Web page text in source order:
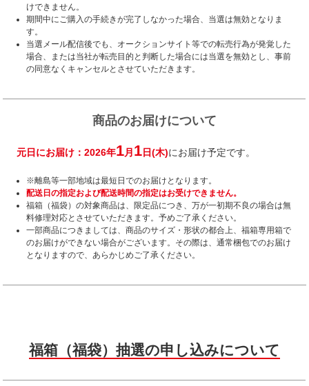
けできません。
期間中にご購入の手続きが完了しなかった場合、当選は無効となりま
す。
当選メール配信後でも、オークションサイト等での転売行為が発覚した
場合、または当社が転売目的と判断した場合には当選を無効とし、事前
の同意なくキャンセルとさせていただきます。
商品のお届けについて
元日にお届け：2026年1月 1日(木)にお届け予定です。
※離島等一部地域は最短日でのお届けとなります。
配送日の指定および配送時間の指定はお受けできません。
福箱（福袋）の対象商品は、限定品につき、万が一初期不良の場合は無
料修理対応とさせていただきます。予めご了承ください。
一部商品につきましては、商品のサイズ・形状の都合上、福箱専用箱で
のお届けができない場合がございます。その際は、通常梱包でのお届け
となりますので、あらかじめご了承ください。
福箱（福袋）抽選の申し込みについて